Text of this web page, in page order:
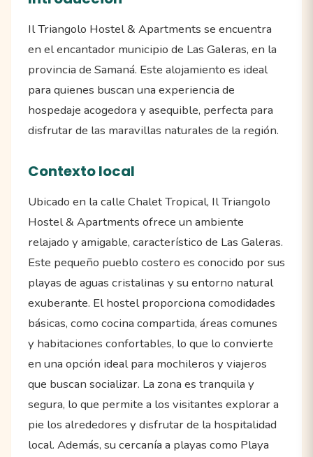
Il Triangolo Hostel & Apartments se encuentra
en el encantador municipio de Las Galeras, en la
provincia de Samaná. Este alojamiento es ideal
para quienes buscan una experiencia de
hospedaje acogedora y asequible, perfecta para
disfrutar de las maravillas naturales de la región.
Contexto local
Ubicado en la calle Chalet Tropical, Il Triangolo
Hostel & Apartments ofrece un ambiente
relajado y amigable, característico de Las Galeras.
Este pequeño pueblo costero es conocido por sus
playas de aguas cristalinas y su entorno natural
exuberante. El hostel proporciona comodidades
básicas, como cocina compartida, áreas comunes
y habitaciones confortables, lo que lo convierte
en una opción ideal para mochileros y viajeros
que buscan socializar. La zona es tranquila y
segura, lo que permite a los visitantes explorar a
pie los alrededores y disfrutar de la hospitalidad
local. Además, su cercanía a playas como Playa